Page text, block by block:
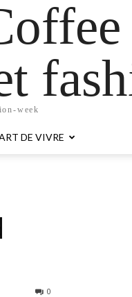
week
DE VIVRE
0